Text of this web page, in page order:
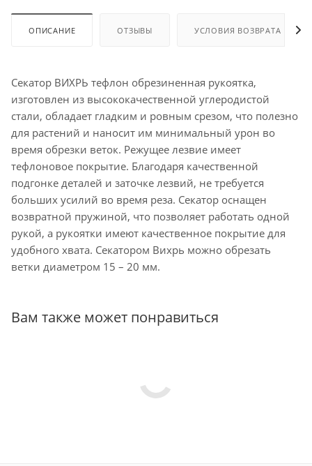
ОПИСАНИЕ ОТЗЫВЫ УСЛОВИЯ ВОЗВРАТА
Секатор ВИХРЬ тефлон обрезиненная рукоятка,
изготовлен из высококачественной углеродистой
стали, обладает гладким и ровным срезом, что полезно
для растений и наносит им минимальный урон во
время обрезки веток. Режущее лезвие имеет
тефлоновое покрытие. Благодаря качественной
подгонке деталей и заточке лезвий, не требуется
больших усилий во время реза. Секатор оснащен
возвратной пружиной, что позволяет работать одной
рукой, а рукоятки имеют качественное покрытие для
удобного хвата. Секатором Вихрь можно обрезать
ветки диаметром 15 – 20 мм.
Вам также может понравиться